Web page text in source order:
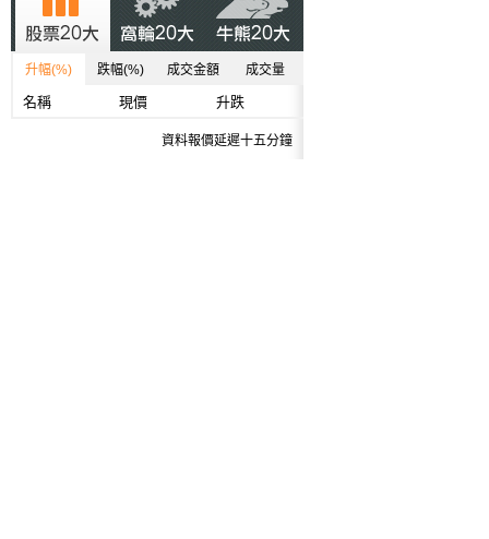
升幅(%) 跌幅(%) 成交金額 成交量
名稱 現價 升跌
資料報價延遲十五分鐘